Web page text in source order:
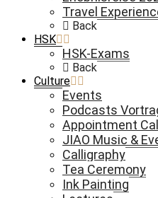
Travel
Back
HSK
HSK-Exams
Back
Culture
Events
Podcasts
Appointment
JIAO Music &
Calligraphy
Tea Ceremony
Ink Painting